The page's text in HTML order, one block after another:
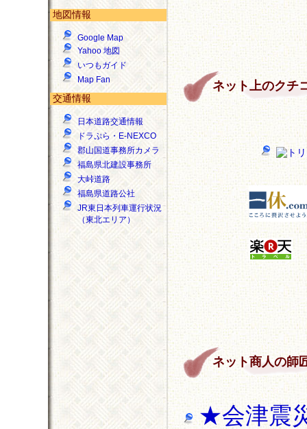
地図情報
Google Map
Yahoo 地図
いつもガイド
Map Fan
交通情報
日本道路交通情報
ドラぷら・E-NEXCO
郡山国道事務所カメラ
福島県北建設事務所
大峠道路
福島県道路公社
JR東日本列車運行状況
（東北エリア）
ネット上のクチ
ネット商人の師
★会津震